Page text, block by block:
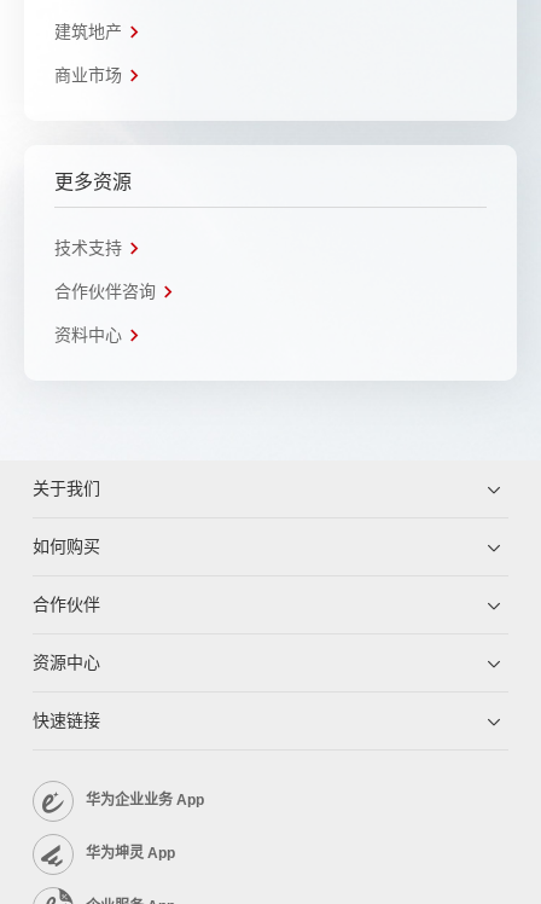
建筑地产
商业市场
更多资源
技术支持
合作伙伴咨询
资料中心
关于我们
如何购买
合作伙伴
资源中心
快速链接
华为企业业务 App
华为坤灵 App